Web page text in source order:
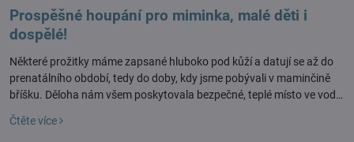
Prospěšné houpání pro miminka, malé děti i
dospělé!
Některé prožitky máme zapsané hluboko pod kůží a datují se až do
prenatálního období, tedy do doby, kdy jsme pobývali v maminčině
bříšku. Děloha nám všem poskytovala bezpečné, teplé místo ve vodní
pohybu.
Čtěte více